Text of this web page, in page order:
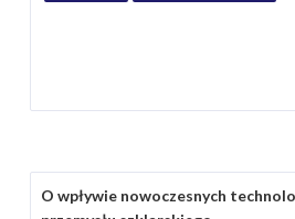
O wpływie nowoczesnych